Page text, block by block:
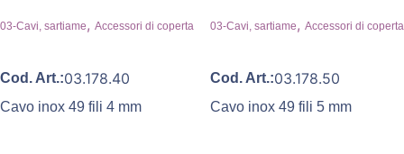
03-Cavi, sartiame, Accessori di coperta
Cod. Art.:03.178.40
Cavo inox 49 fili 4 mm
03-Cavi, sartiame, Accessori di coperta
Cod. Art.:03.178.50
Cavo inox 49 fili 5 mm